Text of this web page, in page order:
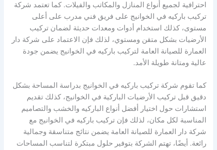
احترافية لجميع أنواع المنازل والمكاتب والفيلات. كما تعتمد شركة
تركيب باركيه في الخوانيج على فريق فني مدرب على أعلى
مستوى، كذلك استخدام أدوات ومعدات حديثة لضمان تركيب
الأرضيات بشكل متقن ومستوي، لذلك فإن الاعتماد على شركة دار
العمارة للصيانة العامة لتركيب باركيه في الخوانيج يضمن جودة
عالية ومتانة طويلة الأمد.
كما تقوم شركة تركيب باركيه في الخوانيج بدراسة المساحة بشكل
دقيق قبل تركيب الأرضيات الباركية في الخوانيج، كذلك تقديم
استشارات حول اختيار أفضل أنواع الباركيه والخشب والتصاميم
المناسبة لكل مكان، لذلك فإن تركيب باركيه في الخوانيج مع
شركة دار العمارة للصيانة العامة يضمن نتائج متناسقة وجمالية
رائعة. أيضًا، تهتم الشركة بتوفير حلول مبتكرة لتناسب المساحات